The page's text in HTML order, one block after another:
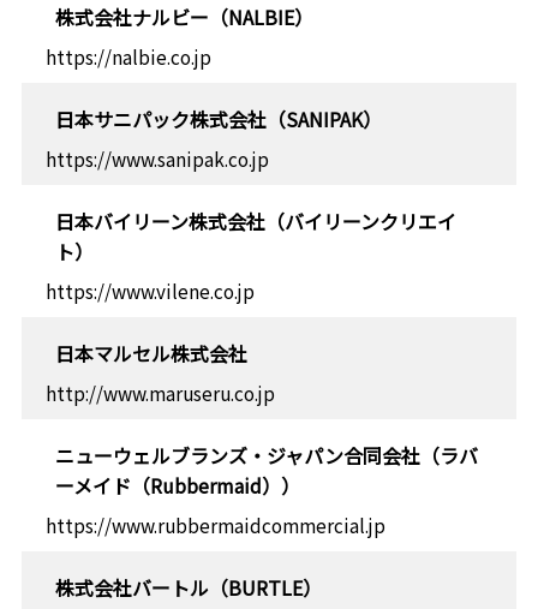
株式会社ナルビー（NALBIE）
https://nalbie.co.jp
日本サニパック株式会社（SANIPAK）
https://www.sanipak.co.jp
日本バイリーン株式会社（バイリーンクリエイ
ト）
https://www.vilene.co.jp
日本マルセル株式会社
http://www.maruseru.co.jp
ニューウェルブランズ・ジャパン合同会社（ラバ
ーメイド（Rubbermaid））
https://www.rubbermaidcommercial.jp
株式会社バートル（BURTLE）